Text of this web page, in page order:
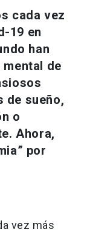
cada vez
19 en
han
de
de sueño,
o
Ahora,
por
vez más